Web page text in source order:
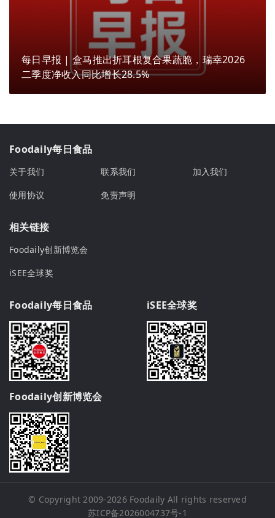
每日早报 | 盒马推出折耳根复合果蔬脆，瑞幸2026
二季度净收入同比增长28.5%
Foodaily每日食品
关于我们 联系我们
加入我们
使用协议
免责声明
相关链接
Foodaily创新博览会
iSEE全球奖
Foodaily每日食品 iSEE全球奖
Foodaily创新博览会
© Copyright 2009-2026 Foodaily All rights reserved
苏ICP备2026004737号-1